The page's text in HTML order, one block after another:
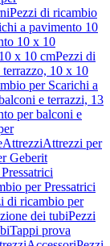
Pezzi di ricambio
a pavimento 10
10 x 10
x 10 cmPezzi di
10 x 10
per Scarichi a
e terrazzi, 13
per balconi e
AttrezziAttrezzi per
Geberit
per Pressatrici
di ricambio per
dei tubiPezzi
Tappi prova